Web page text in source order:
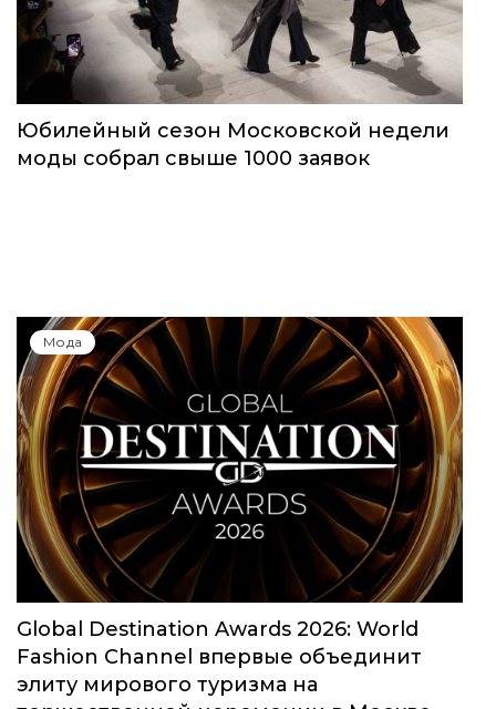
Юбилейный сезон Московской недели
моды собрал свыше 1000 заявок
Мода
Global Destination Awards 2026: World
Fashion Channel впервые объединит
элиту мирового туризма на